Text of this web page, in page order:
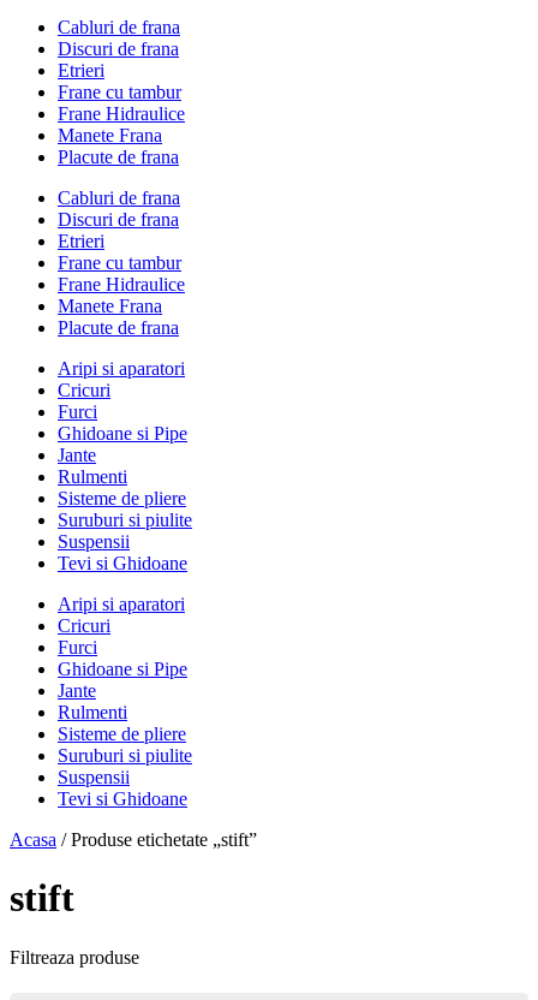
Cabluri de frana
Discuri de frana
Etrieri
Frane cu tambur
Frane Hidraulice
Manete Frana
Placute de frana
Cabluri de frana
Discuri de frana
Etrieri
Frane cu tambur
Frane Hidraulice
Manete Frana
Placute de frana
Aripi si aparatori
Cricuri
Furci
Ghidoane si Pipe
Jante
Rulmenti
Sisteme de pliere
Suruburi si piulite
Suspensii
Tevi si Ghidoane
Aripi si aparatori
Cricuri
Furci
Ghidoane si Pipe
Jante
Rulmenti
Sisteme de pliere
Suruburi si piulite
Suspensii
Tevi si Ghidoane
Acasa / Produse etichetate „stift”
stift
Filtreaza produse